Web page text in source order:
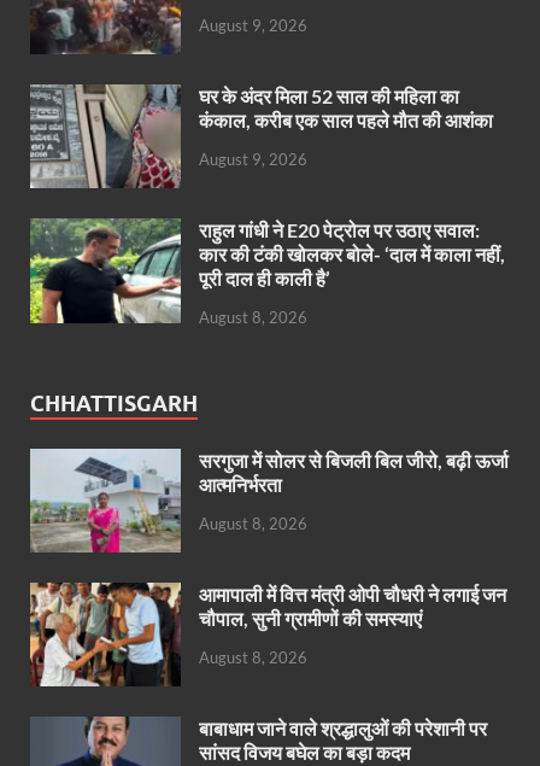
August 9, 2026
घर के अंदर मिला 52 साल की महिला का
कंकाल, करीब एक साल पहले मौत की आशंका
August 9, 2026
राहुल गांधी ने E20 पेट्रोल पर उठाए सवाल:
कार की टंकी खोलकर बोले- ‘दाल में काला नहीं,
पूरी दाल ही काली है’
August 8, 2026
CHHATTISGARH
सरगुजा में सोलर से बिजली बिल जीरो, बढ़ी ऊर्जा
आत्मनिर्भरता
August 8, 2026
आमापाली में वित्त मंत्री ओपी चौधरी ने लगाई जन
चौपाल, सुनी ग्रामीणों की समस्याएं
August 8, 2026
बाबाधाम जाने वाले श्रद्धालुओं की परेशानी पर
सांसद विजय बघेल का बड़ा कदम